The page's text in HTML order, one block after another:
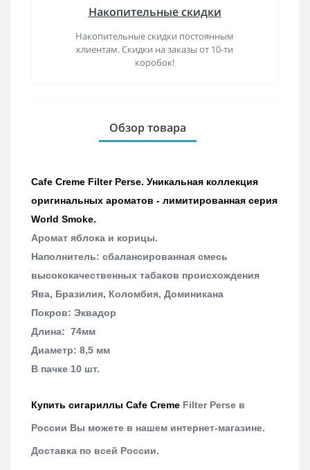
Накопительные скидки
Накопительные скидки постоянным
клиентам. Скидки на заказы от 10-ти
коробок!
Обзор товара
Cafe Creme Filter Perse. Уникальная коллекция
оригинальных ароматов - лимитированная серия
World Smoke.
Аромат яблока и корицы.
Наполнитель: сбалансированная смесь
высококачественных табаков происхождения
Ява, Бразилия, Коломбия, Доминикана
Покров: Эквадор
Длина: 74мм
Диаметр: 8,5 мм
В пачке 10 шт.
Купить сигариллы Cafe Creme Filter Perse в
России Вы можете в нашем интернет-магазине.
Доставка по всей России.